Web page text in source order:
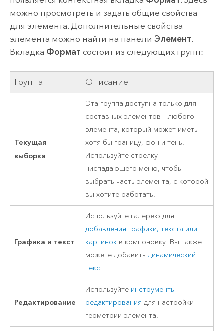
можно просмотреть и задать общие свойства
для элемента. Дополнительные свойства
элемента можно найти на панели Элемент.
Вкладка Формат состоит из следующих групп:
Группа Описание
Текущая
выборка
Эта группа доступна только для
составных элементов – любого
элемента, который может иметь
хотя бы границу, фон и тень.
Используйте стрелку
ниспадающего меню, чтобы
выбрать часть элемента, с которой
вы хотите работать.
Графика и текст
Используйте галерею для
добавления графики, текста или
картинок в компоновку. Вы также
можете добавитьдинамический
текст.
Редактирование
Используйте инструменты
редактирования для настройки
геометрии элемента.